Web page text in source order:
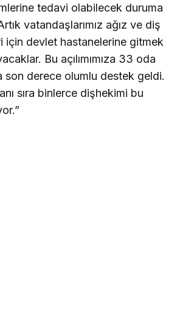
tedavi olabilecek duruma
vatandaşlarımız ağız ve diş
için devlet hastanelerine gitmek
Bu açılımımıza 33 oda
son derece olumlu destek geldi.
sıra binlerce dişhekimi bu